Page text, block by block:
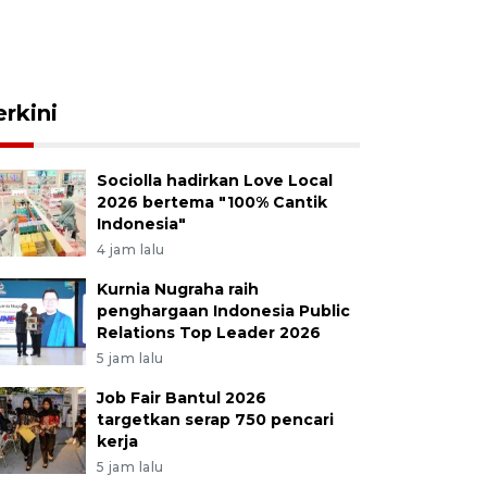
Sociolla hadirkan Love Local
2026 bertema "100% Cantik
Indonesia"
4 jam lalu
Kurnia Nugraha raih
penghargaan Indonesia Public
Relations Top Leader 2026
5 jam lalu
Job Fair Bantul 2026
targetkan serap 750 pencari
kerja
5 jam lalu